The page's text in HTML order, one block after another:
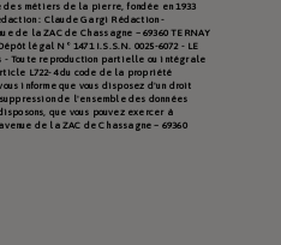
des métiers de la pierre, fondée en 1933
: Claude Gargi Rédaction -
de la ZAC de Chassagne – 69360 TERNAY
légal N° 1471 I.S.S.N. 0025-6072 - LE
- Toute reproduction partielle ou intégrale
L722-4 du code de la propriété
informe que vous disposez d'un droit
de l'ensemble des données
que vous pouvez exercer à
de la ZAC de Chassagne – 69360